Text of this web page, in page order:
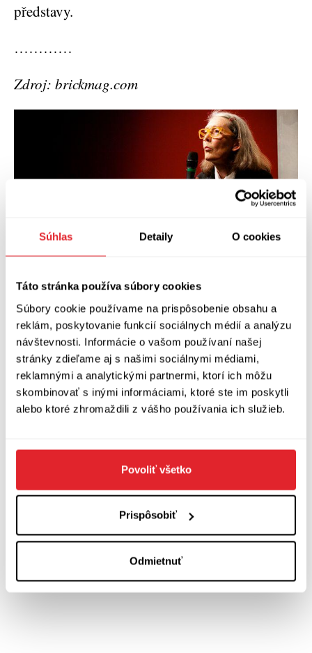
Súhlas Detaily O cookies
Táto stránka používa súbory cookies
Súbory cookie používame na prispôsobenie obsahu a
reklám, poskytovanie funkcií sociálnych médií a analýzu
návštevnosti. Informácie o vašom používaní našej
stránky zdieľame aj s našimi sociálnymi médiami,
reklamnými a analytickými partnermi, ktorí ich môžu
skombinovať s inými informáciami, ktoré ste im poskytli
alebo ktoré zhromaždili z vášho používania ich služieb.
Povoliť všetko
Prispôsobiť
Odmietnuť
představy.
…………
Zdroj: brickmag.com
Anne Carson(* 1950) je pravděpodobně
nejuznávanější žijící anglofonní básnířkou a její
„Autobiografie rudé“, jež nyní vychází v českém
překladu Tomáše Gabriela v nakladatelství
Argo, patří k vrcholům jejího díla.